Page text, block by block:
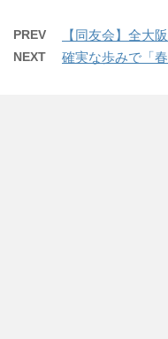
PREV 【同友会】全大
NEXT 確実な歩みで「